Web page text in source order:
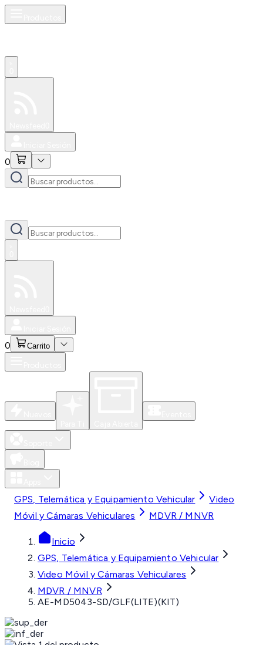
0
0 Carrito
GPS, Telemática y Equipamiento Vehicular
Video
Móvil y Cámaras Vehiculares
MDVR / MNVR
Inicio
GPS, Telemática y Equipamiento Vehicular
Video Móvil y Cámaras Vehiculares
MDVR / MNVR
AE-MD5043-SD/GLF(LITE)(KIT)